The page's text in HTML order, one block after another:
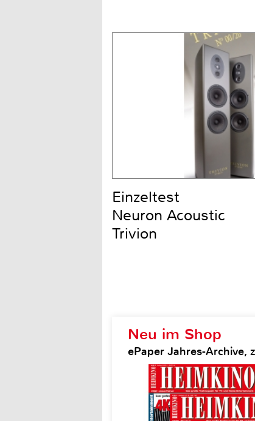
Neu im Shop
ePaper Jahres-Archive,
Einzeltest
Neuron Acoustic
Trivion